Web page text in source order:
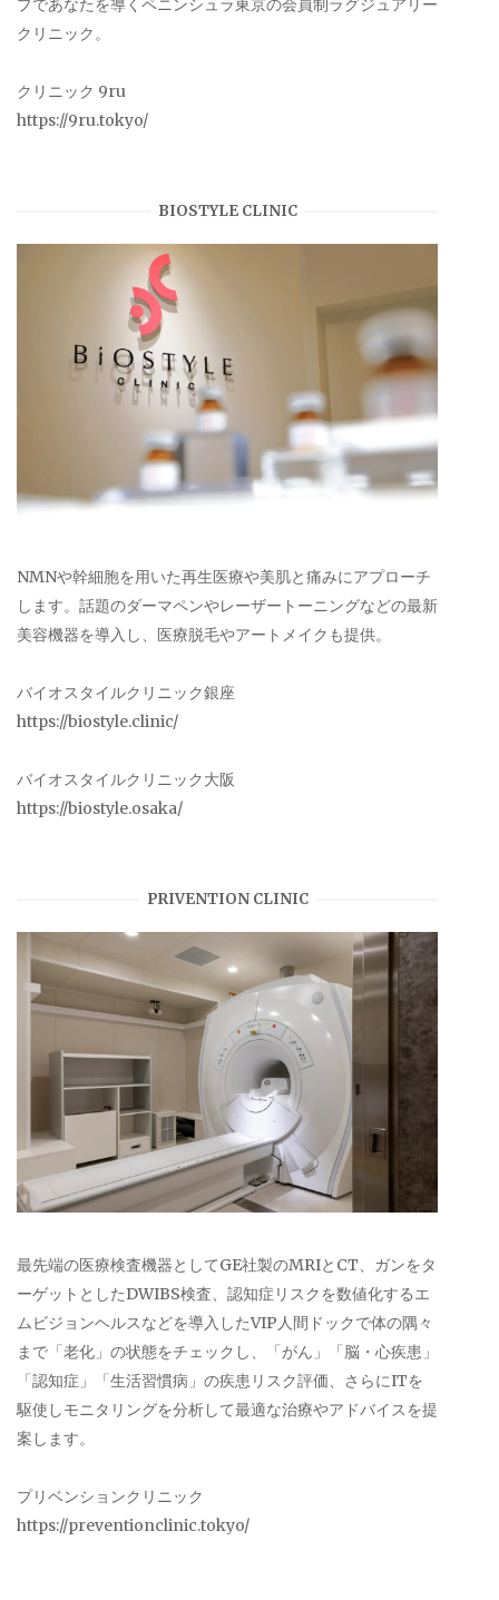
プであなたを導くペニンシュラ東京の会員制ラグジュアリー
クリニック。
クリニック 9ru
https://9ru.tokyo/
BIOSTYLE CLINIC
NMNや幹細胞を用いた再生医療や美肌と痛みにアプローチ
します。話題のダーマペンやレーザートーニングなどの最新
美容機器を導入し、医療脱毛やアートメイクも提供。
バイオスタイルクリニック銀座
https://biostyle.clinic/
バイオスタイルクリニック大阪
https://biostyle.osaka/
PRIVENTION CLINIC
最先端の医療検査機器としてGE社製のMRIとCT、ガンをタ
ーゲットとしたDWIBS検査、認知症リスクを数値化するエ
ムビジョンヘルスなどを導入したVIP人間ドックで体の隅々
まで「老化」の状態をチェックし、「がん」「脳・心疾患」
「認知症」「生活習慣病」の疾患リスク評価、さらにITを
駆使しモニタリングを分析して最適な治療やアドバイスを提
案します。
プリベンションクリニック
https://preventionclinic.tokyo/